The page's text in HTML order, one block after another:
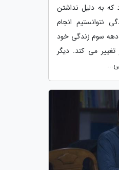
که به دلیل نداشتن
نتوانستیم انجام
دهه سوم زندگی خود
می کند. دیگر